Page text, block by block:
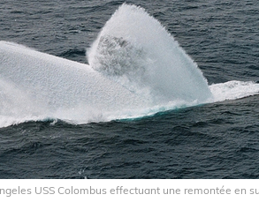
USS Colombus effectuant une remontée en